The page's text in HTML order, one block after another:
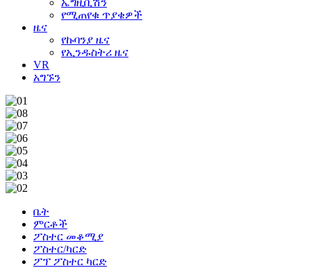
ኤግዚቢሽን
የሚጠየቁ ጥያቄዎች
ዜና
የኩባንያ ዜና
የኢንዱስትሪ ዜና
VR
አግኙን
ቤት
ምርቶች
ፖስተር መቆሚያ
ፖስተር/ካርድ
ፖፕ ፖስተር ካርድ